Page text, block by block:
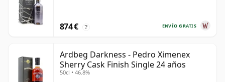
ENVÍO GRATIS
874 € ?
Ardbeg Darkness - Pedro Ximenex
Sherry Cask Finish Single 24 años
50cl • 46.8%